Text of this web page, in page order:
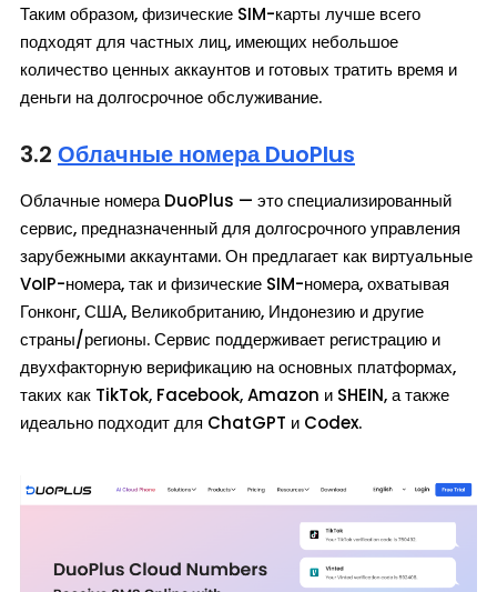
Таким образом, физические SIM-карты лучше всего
подходят для частных лиц, имеющих небольшое
количество ценных аккаунтов и готовых тратить время и
деньги на долгосрочное обслуживание.
3.2 Облачные номера DuoPlus
Облачные номера DuoPlus — это специализированный
сервис, предназначенный для долгосрочного управления
зарубежными аккаунтами. Он предлагает как виртуальные
VoIP-номера, так и физические SIM-номера, охватывая
Гонконг, США, Великобританию, Индонезию и другие
страны/регионы. Сервис поддерживает регистрацию и
двухфакторную верификацию на основных платформах,
таких как TikTok, Facebook, Amazon и SHEIN, а также
идеально подходит для ChatGPT и Codex.